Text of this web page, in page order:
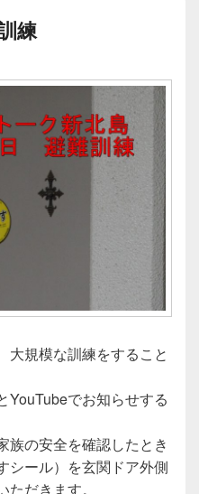
練
大規模な訓練をすること
YouTubeでお知らせする
族の安全を確認したとき
シール）を玄関ドア外側
だきます。